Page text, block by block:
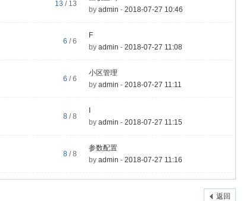
13 / 13
by admin - 2018-07-27 10:46
6 / 6
F
by admin - 2018-07-27 11:08
6 / 6
小区管理
by admin - 2018-07-27 11:11
8/ 8
by admin - 2018-07-27 11:15
8/ 8
参数配置
by admin - 2018-07-27 11:16
返回